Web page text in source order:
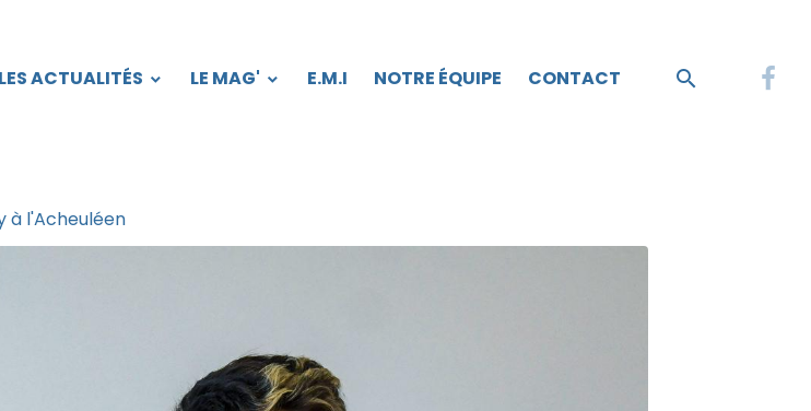
LES ACTUALITÉS LE MAG' E.M.I NOTRE ÉQUIPE CONTACT
à l'Acheuléen